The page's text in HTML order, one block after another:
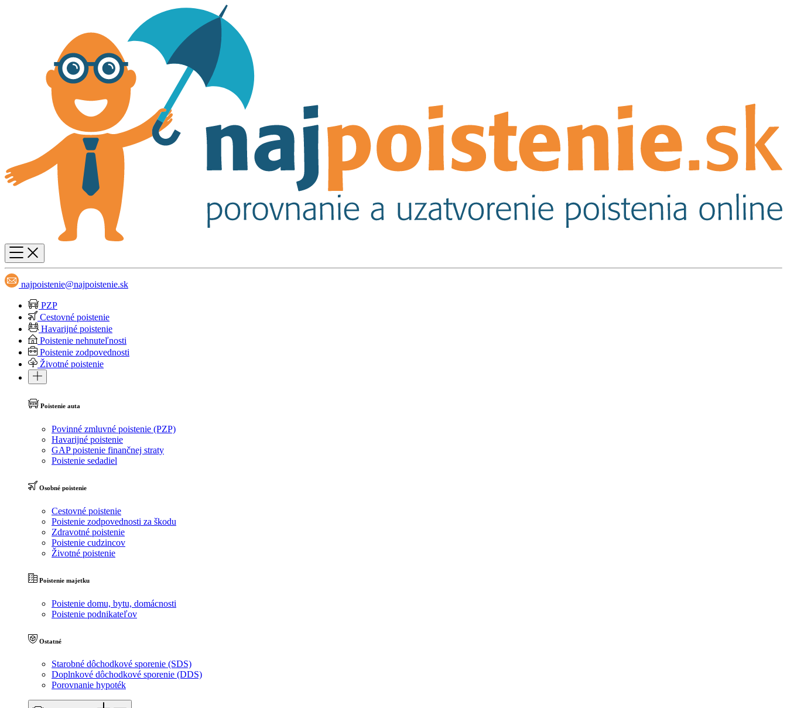
najpoistenie@najpoistenie.sk
PZP
Cestovné poistenie
Havarijné poistenie
Poistenie nehnuteľnosti
Poistenie zodpovednosti
Životné poistenie
Poistenie auta
Povinné zmluvné poistenie (PZP)
Havarijné poistenie
GAP poistenie finančnej straty
Poistenie sedadiel
Osobné poistenie
Cestovné poistenie
Poistenie zodpovednosti za škodu
Zdravotné poistenie
Poistenie cudzincov
Životné poistenie
Poistenie majetku
Poistenie domu, bytu, domácnosti
Poistenie podnikateľov
Ostatné
Starobné dôchodkové sporenie (SDS)
Doplnkové dôchodkové sporenie (DDS)
Porovnanie hypoték